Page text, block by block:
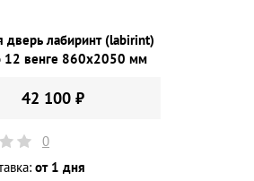
дверь лабиринт (labirint)
12 венге 860х2050 мм
42 100 ₽
0
от 1 дня